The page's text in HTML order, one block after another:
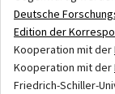
Deutsche
Edition der
Kooperation mit der
Kooperation mit der
Friedrich-Schiller-